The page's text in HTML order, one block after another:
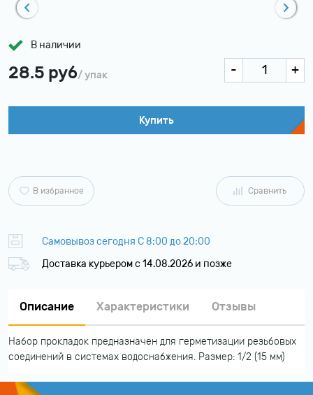
В наличии
28.5 руб/ упак
Купить
Самовывоз сегодня С 8:00 до 20:00
Доставка курьером c 14.08.2026 и позже
В избранное Сравнить
Описание Характеристики Отзывы
Набор прокладок предназначен для герметизации резьбовых
соединений в системах водоснабжения. Размер: 1/2 (15 мм)